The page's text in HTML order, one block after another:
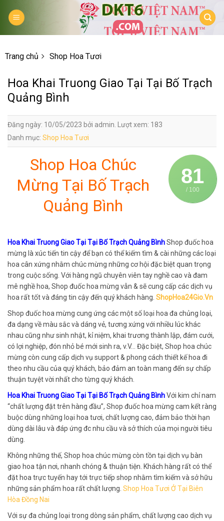
Trang chủ Shop Hoa Tươi
Hoa Khai Truong Giao Tại Tại Bố Trạch
Quảng Bình
Đăng ngày: 10/05/2023 bởi admin. Lượt xem: 183
Danh mục: Shop Hoa Tươi
81
/ 100
Shop Hoa Chúc
Mừng Tại Bố Trạch
Quảng Bình
Hoa Khai Truong Giao Tại Tại Bố Trạch Quảng BìnhShop đuốc hoa
mừng là xúc tiến tin cậy để bạn có thể kiếm tìm & cài những các loại
hoa cân xứng nhằm chúc mừng những cơ hội đặc biệt quan trọng
trong cuộc sống. Với hàng ngũ chuyên viên tay nghề cao và đam
mê nghề hoa, Shop đuốc hoa mừng vẫn & sẽ cung cấp các dịch vụ
hoa rất tốt và đáng tin cậy đến quý khách hàng. ShopHoa24Gio.Vn
Shop đuốc hoa mừng cung ứng các một số loại hoa đa chủng loại,
đa dạng về màu sắc và dáng vẻ, tương xứng với nhiều lúc khác
nhau cũng như sinh nhật, kỉ niệm, khai trương thành lập, đám cưới,
có lợi nghiệp, đón nhỏ bé mới sinh ra, v.V… Đặc biệt, Shop hoa chúc
mừng còn cung cấp dịch vụ support & phong cách thiết kế hoa đi
theo nhu cầu của quý khách, bảo đảm an toàn mang đến sự chấp
thuận tuyệt vời nhất cho từng quý khách.
Hoa Khai Truong Giao Tại Tại Bố Trạch Quảng BìnhVới kim chỉ nam
“chất lượng đặt trên hàng đầu”, Shop đuốc hoa mừng cam kết ràng
buộc dùng những loại hoa tươi, chất lượng cao, đảm bảo thời hạn
dùng dài lâu và đáp ứng đc nhu cầu và sở thích của mọi người tiêu
dùng.
Không những thế, Shop hoa chúc mừng còn tồn tại dịch vụ bàn
giao hoa tận nơi, nhanh chóng & thuận tiện. Khách hàng rất có thể
đặt hoa trực tuyến hay tới trực tiếp shop nhằm tìm kiếm và sở hữu
những sản phẩm hoa rất chất lượng. Shop Hoa Tươi Ở Tại Biên
Hòa Đồng Nai
Với sự đa chủng loại trong dòng sản phẩm, chất lượng cao dịch vụ